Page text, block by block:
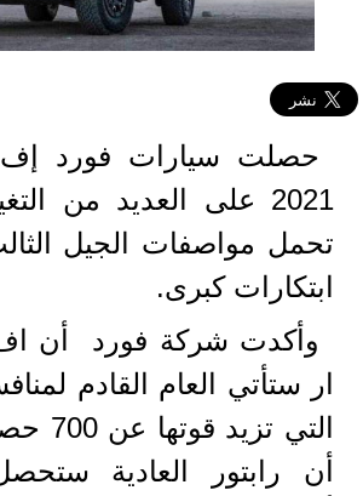
2021 على العديد من
تحمل مواصفات الجيل
ابتكارات كبرى.
التي
أن رابتور العادية